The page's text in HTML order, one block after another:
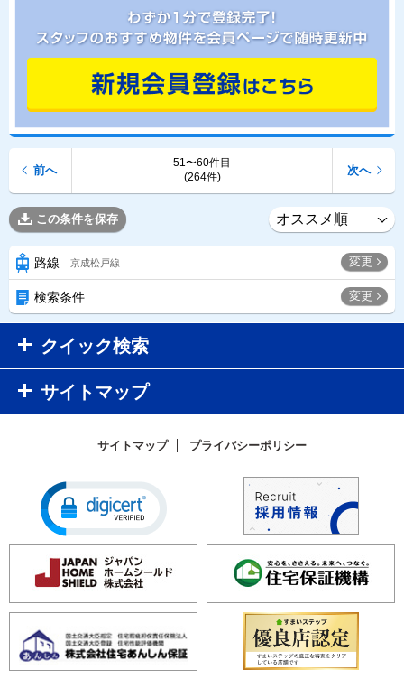
51〜60件目
(264件)
前へ 次へ
この条件を保存
路線 京成松戸線 変更
検索条件 変更
クイック検索
サイトマップ
サイトマップ プライバシーポリシー